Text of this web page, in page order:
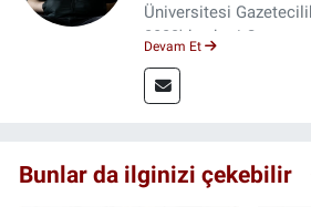
Üniversitesi
2023'den beri Genç
Devam Et
Bunlar da ilginizi çekebilir